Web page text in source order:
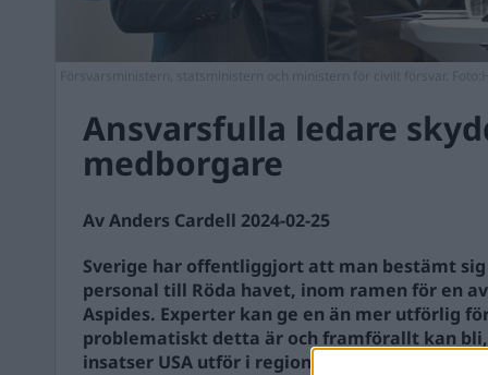
Ansvarsfulla ledare
medborgare
Av Anders Cardell 2024-02-25
Sverige har offentliggjort att man bestämt
personal till Röda havet, inom ramen för en
Aspides. Experter kan ge en än mer utförlig
problematiskt detta är och framförallt kan
insatser USA utför i regionen.